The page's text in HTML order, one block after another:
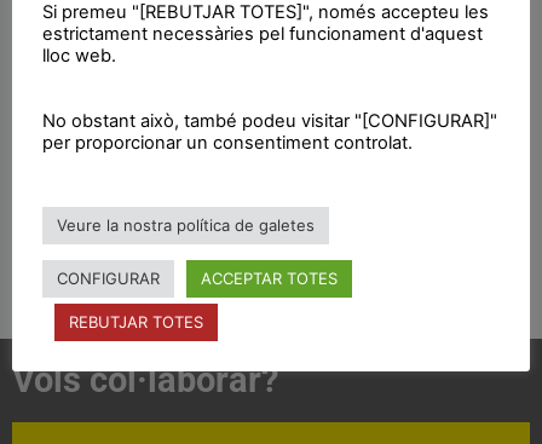
Vaga
Etiquetes de
RECINTE
Vols col·laborar?
Si premeu "[REBUTJAR TOTES]", només accepteu les
estrictament necessàries pel funcionament d'aquest
lloc web.
No obstant això, també podeu visitar "[CONFIGURAR]"
per proporcionar un consentiment controlat.
Veure la nostra política de galetes
CONFIGURAR ACCEPTAR TOTES
REBUTJAR TOTES